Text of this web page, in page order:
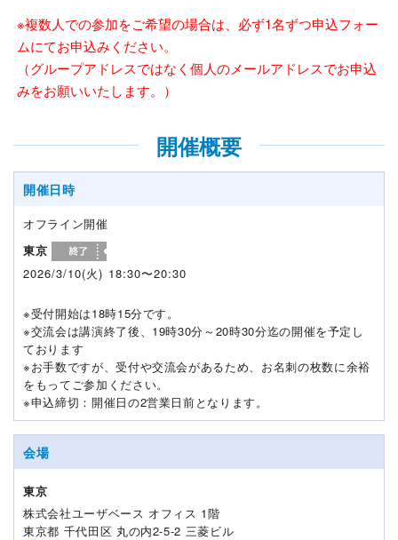
※複数人での参加をご希望の場合は、必ず1名ずつ申込フォー
ムにてお申込みください。
（グループアドレスではなく個人のメールアドレスでお申込
みをお願いいたします。）
開催概要
開催日時
オフライン開催
東京
2026/3/10(火) 18:30〜20:30
※受付開始は18時15分です。
※交流会は講演終了後、19時30分～20時30分迄の開催を予定し
ております
※お手数ですが、受付や交流会があるため、お名刺の枚数に余裕
をもってご参加ください。
※申込締切：開催日の2営業日前となります。
会場
東京
株式会社ユーザベース オフィス 1階
東京都 千代田区 丸の内2-5-2 三菱ビル